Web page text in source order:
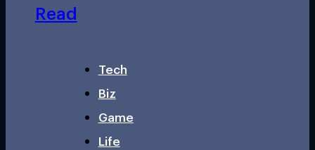
Read
Tech
Biz
Game
Life